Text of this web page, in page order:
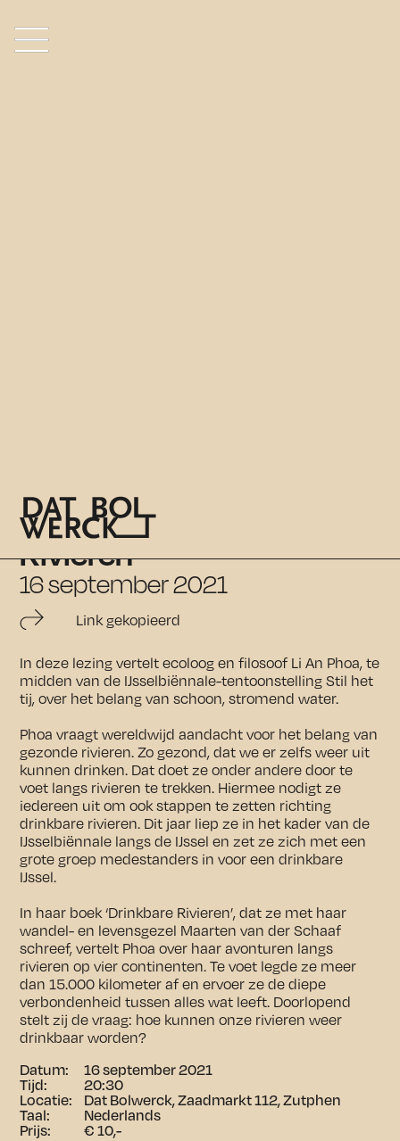
Li An Phoa: Drinkbare
Rivieren
16 september 2021
Link gekopieerd
In deze lezing vertelt ecoloog en filosoof Li An Phoa, te
midden van de IJsselbiënnale-tentoonstelling Stil het
tij, over het belang van schoon, stromend water.
Phoa vraagt wereldwijd aandacht voor het belang van
gezonde rivieren. Zo gezond, dat we er zelfs weer uit
kunnen drinken. Dat doet ze onder andere door te
voet langs rivieren te trekken. Hiermee nodigt ze
iedereen uit om ook stappen te zetten richting
drinkbare rivieren. Dit jaar liep ze in het kader van de
IJsselbiënnale langs de IJssel en zet ze zich met een
grote groep medestanders in voor een drinkbare
IJssel.
In haar boek ‘Drinkbare Rivieren’, dat ze met haar
wandel- en levensgezel Maarten van der Schaaf
schreef, vertelt Phoa over haar avonturen langs
rivieren op vier continenten. Te voet legde ze meer
dan 15.000 kilometer af en ervoer ze de diepe
verbondenheid tussen alles wat leeft. Doorlopend
stelt zij de vraag: hoe kunnen onze rivieren weer
drinkbaar worden?
Datum:
16 september 2021
Tijd: 20:30
Locatie: Dat Bolwerck, Zaadmarkt 112, Zutphen
Taal: Nederlands
Prijs:
€ 10,-